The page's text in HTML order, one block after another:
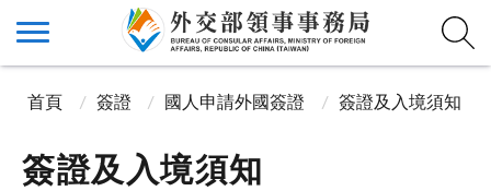
首頁 簽證 國人申請外國簽證 簽證及入境須知
簽證及入境須知